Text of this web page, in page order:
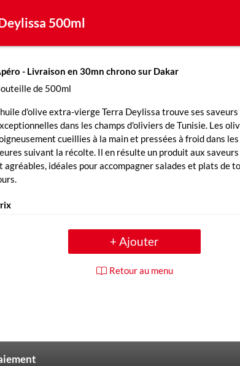
500ml
- Livraison en 30mn chrono sur Dakar
de 500ml
d'olive extra-vierge Terra Deylissa trouve ses saveurs
dans les champs d'oliviers de Tunisie. Les
cueillies à la main et pressées à froid dans
suivant la récolte. Il en résulte un produit aux saveurs
agréables, idéales pour accompagner salades et plats de
+ Ajouter
Retour au menu